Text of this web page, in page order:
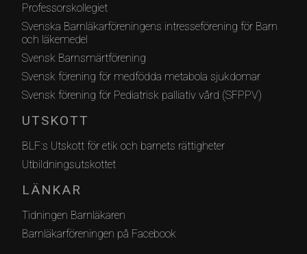
Professorskollegiet
Svenska Barnläkarföreningens intresseförening för Barn
och läkemedel
Svensk Barnsmärtförening
Svensk förening för medfödda metabola sjukdomar
Svensk förening för Pediatrisk palliativ vård (SFPPV)
UTSKOTT
BLF:s Utskott för etik och barnets rättigheter
Utbildningsutskottet
LÄNKAR
Tidningen Barnläkaren
Barnläkarföreningen på Facebook